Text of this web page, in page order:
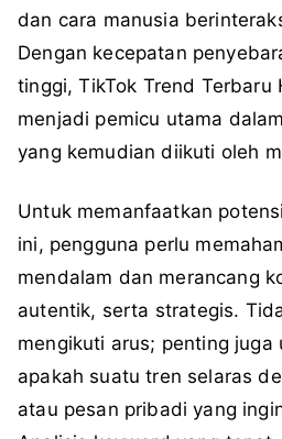
dan cara manusia
Dengan kecepatan
tinggi, TikTok Trend Terbaru
menjadi pemicu utama
yang kemudian diikuti oleh
Untuk memanfaatkan
ini, pengguna perlu
mendalam dan merancang
autentik, serta strategis.
mengikuti arus; penting juga
apakah suatu tren selaras
atau pesan pribadi yang